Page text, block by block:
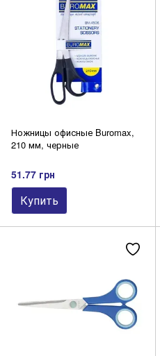
Ножницы офисные Buromax,
210 мм, черные
51.77 грн
Купить